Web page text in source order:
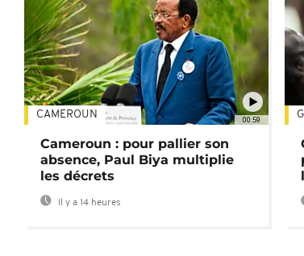
00:59
CAMEROUN
Cameroun : pour pallier son
absence, Paul Biya multiplie
les décrets
Il y a 14 heures